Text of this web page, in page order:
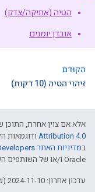
הטיה (אתיקה/צדק)
אובדן יומנים
הקודם
זיהוי הטיה (10 דקות)
אלא אם צוין אחרת, התוכן
Attribution 4.0 ודוגמאות
במדיניות האתר Google Developers‏
Oracle ו/או של השותפים העצמאיים שלה.
עדכון אחרון: 2024-11-10 (שעון UTC).